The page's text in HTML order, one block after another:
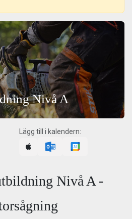
Nivå A
Lägg till i kalendern:
Nivå A -